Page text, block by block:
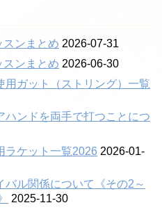
スンまとめ 2026-07-31
スンまとめ 2026-06-30
用ガット（ストリング）一覧
ハンドを両手で打つことにつ
ラケット一覧2026 2026-01-
ル関係について《その2～
2025-11-30